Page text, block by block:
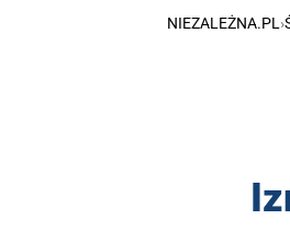
NIEZALEŻNA.PL ›